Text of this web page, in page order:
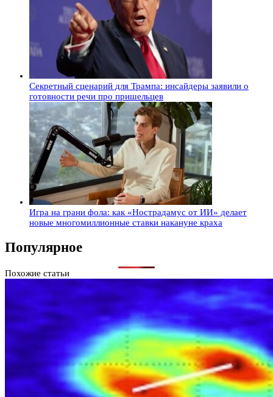
Секретный сценарий для Трампа: инсайдеры заявили о
готовности речи про пришельцев
Игра на грани фола: как «Нострадамус от ИИ» делает
новые многомиллионные ставки накануне краха
Популярное
Похожие статьи